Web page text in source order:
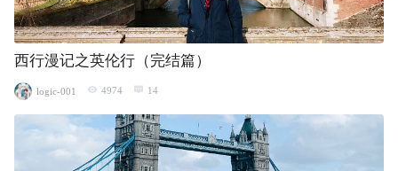
西行漫记之英伦行（完结篇）
logic-001 4974 14